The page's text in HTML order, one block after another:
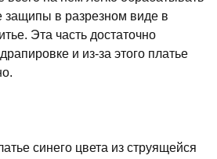
защипы в разрезном виде в
Эта часть достаточно
и из-за этого платье
синего цвета из струящейся